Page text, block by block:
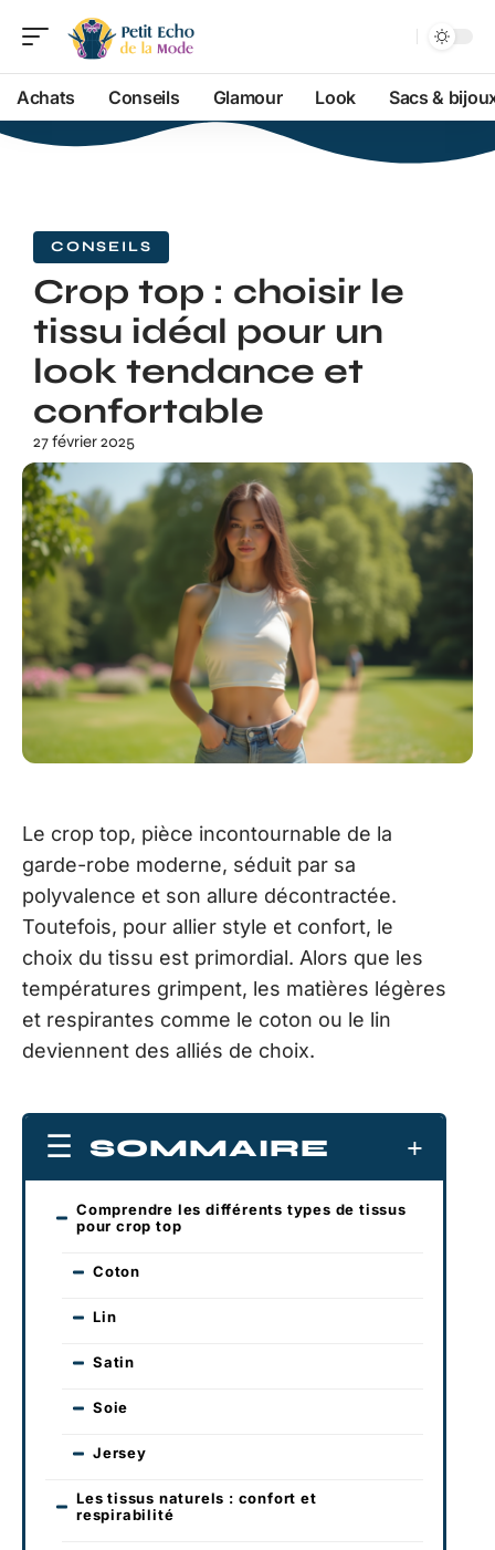
Achats Conseils Glamour Look Sacs &
CONSEILS
Crop top : choisir le
tissu idéal pour un
look tendance et
confortable
27 février 2025
Le crop top, pièce incontournable de la
garde-robe moderne, séduit par sa
polyvalence et son allure décontractée.
Toutefois, pour allier style et confort, le
choix du tissu est primordial. Alors que les
températures grimpent, les matières légères
et respirantes comme le coton ou le lin
deviennent des alliés de choix.
SOMMAIRE
Comprendre les différents types de tissus
pour crop top
Coton
Lin
Satin
Soie
Jersey
Les tissus naturels : confort et
respirabilité